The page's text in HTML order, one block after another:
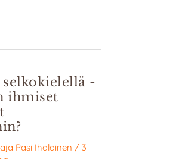
-
ihmiset
Pasi Ihalainen / 3